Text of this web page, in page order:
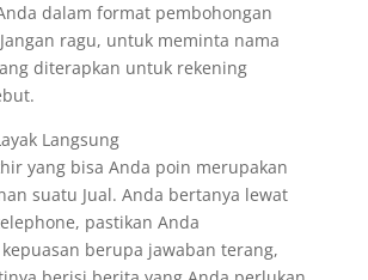
dalam format pembohongan
ragu, untuk meminta nama
diterapkan untuk rekening
Langsung
yang bisa Anda poin merupakan
suatu Jual. Anda bertanya lewat
pastikan Anda
berupa jawaban terang,